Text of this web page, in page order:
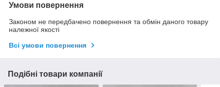
Умови повернення
Законом не передбачено повернення та обмін даного товару
належної якості
Всі умови повернення
Подібні товари компанії